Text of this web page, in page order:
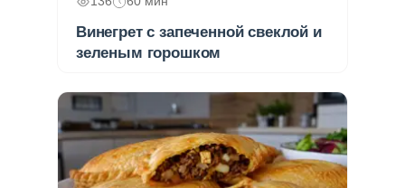
Винегрет с запеченной свеклой и
зеленым горошком